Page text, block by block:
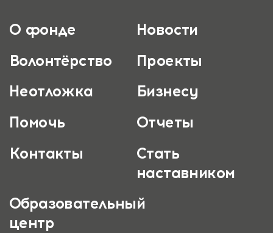
О фонде
Новости
Волонтёрство
Проекты
Неотложка
Бизнесу
Помочь
Отчеты
Контакты
Стать
наставником
Образовательный
центр